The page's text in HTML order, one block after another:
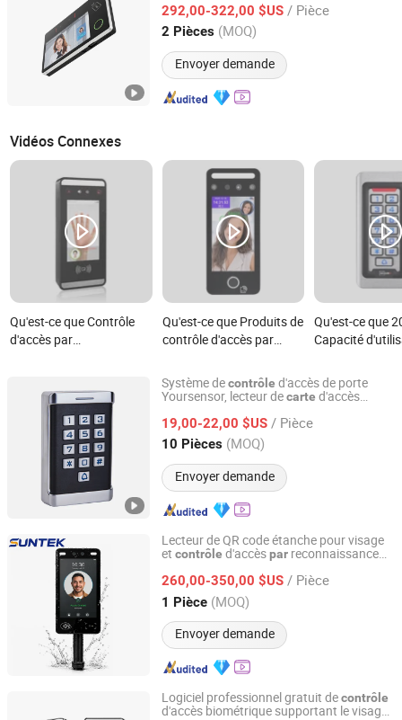
carte
292,00-322,00 $US / Pièce
2 Pièces (MOQ)
Envoyer demande
Guangdong, China Depuis 2025
Vidéos Connexes
Qu'est-ce que Contrôle
d'accès par
prix pour la paume et la
carte de proximité
Qu'est-ce que Produits de
contrôle d'accès par
empreinte digitale et
carte biométrique
Qu'est-ce que
Capacité
métallique à
125kHz
Système decontrôle d'accès de porte
Yoursensor, lecteur decarte d'accès
métal
19,00-22,00 $US / Pièce
10 Pièces (MOQ)
Envoyer demande
Ningbo Yoursensor Electronic Technology Co., Ltd.
Zhejiang, China Depuis 2024
Lecteur de QR code étanche pour visage
et contrôle d'accèspar reconnaissance
260,00-350,00 $US / Pièce
1 Pièce (MOQ)
Envoyer demande
Foshan Suntek Technology Co., Ltd.
Guangdong, China Depuis 2026
Logiciel professionnel gratuit decontrôle
d'accès biométrique supportant le visage,